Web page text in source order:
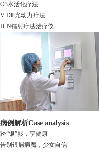
O3水活化疗法
V-DⅢ光动力疗法
H-N镭射疗法治疗仪
病例解析Case analysis
跨“银”影，享健康
告别银屑病魔，少女自信